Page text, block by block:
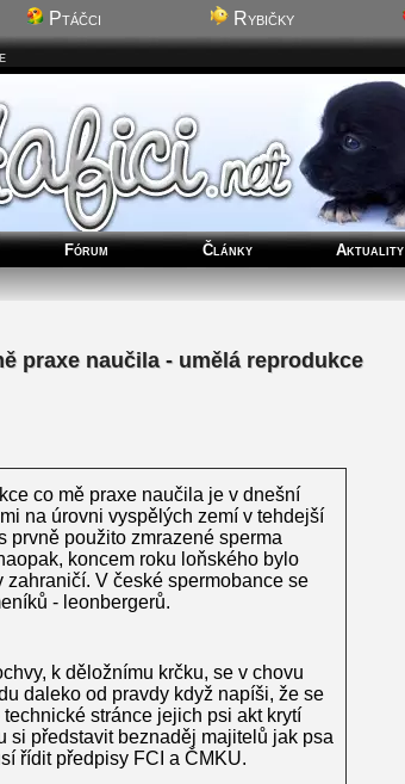
Ptáčci Rybičky
Fórum Články Aktuality
praxe naučila - umělá reprodukce
co mě praxe naučila je v dnešní
na úrovni vyspělých zemí v tehdejší
prvně použito zmrazené sperma
koncem roku loňského bylo
V české spermobance se
- leonbergerů.
k děložnímu krčku, se v chovu
daleko od pravdy když napíši, že se
stránce jejich psi akt krytí
si představit beznaděj majitelů jak psa
řídit předpisy FCI a ČMKU.